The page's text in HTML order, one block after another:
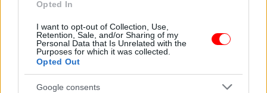
Opted In
I want to opt-out of Collection, Use,
Retention, Sale, and/or Sharing of my
Personal Data that Is Unrelated with the
Purposes for which it was collected.
Opted Out
Google consents
Ο Μασκ χαρακτηρίζει «τύραννο» τον Γερμανό
πρόεδρο -Βολές κατά του δισεκατομμυριούχου
από Σολτς και Χάμπεκ